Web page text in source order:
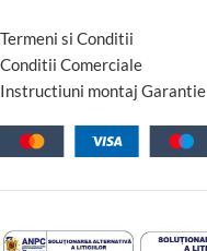
Termeni si Conditii
Conditii Comerciale
Instructiuni montaj Garantie